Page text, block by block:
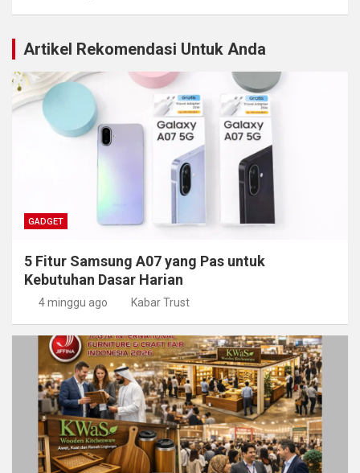
Artikel Rekomendasi Untuk Anda
GADGET
5 Fitur Samsung A07 yang Pas untuk
Kebutuhan Dasar Harian
4 minggu ago Kabar Trust